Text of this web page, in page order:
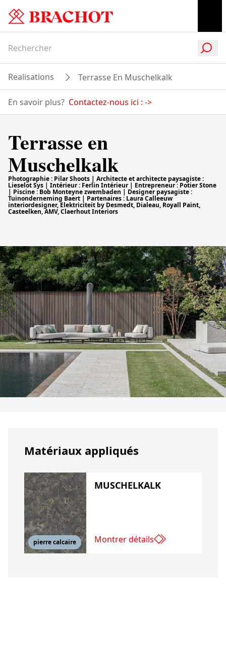
Realisations Terrasse En Muschelkalk
En savoir plus? Contactez-nous ici : ->
Terrasse en
Muschelkalk
Photographie : Pilar Shoots | Architecte et architecte paysagiste :
Lieselot Sys | Intérieur : Ferlin Intérieur | Entrepreneur : Potier Stone
| Piscine : Bob Monteyne zwembaden | Designer paysagiste :
Tuinonderneming Baert | Partenaires : Laura Calleeuw
interiordesigner, Elektriciteit by Desmedt, Dialeau, Royall Paint,
Casteelken, AMV, Claerhout Interiors
Matériaux appliqués
pierre calcaire
MUSCHELKALK
Montrer détails